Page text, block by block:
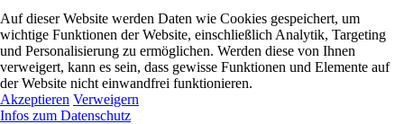
Auf dieser Website werden Daten wie Cookies gespeichert, um
wichtige Funktionen der Website, einschließlich Analytik, Targeting
und Personalisierung zu ermöglichen. Werden diese von Ihnen
verweigert, kann es sein, dass gewisse Funktionen und Elemente auf
der Website nicht einwandfrei funktionieren.
Akzeptieren Verweigern
Infos zum Datenschutz